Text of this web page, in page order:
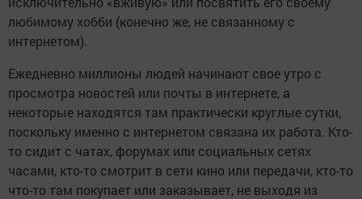
любимому хобби (конечно же, не связанному с
интернетом).
Ежедневно миллионы людей начинают свое утро с
просмотра новостей или почты в интернете, а
некоторые находятся там практически круглые сутки,
поскольку именно с интернетом связана их работа. Кто-
то сидит с чатах, форумах или социальных сетях
часами, кто-то смотрит в сети кино или передачи, кто-то
что-то там покупает или заказывает, не выходя из